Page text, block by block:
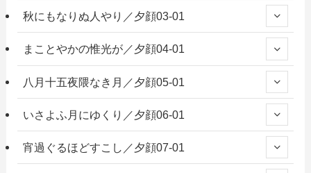
秋にもなりぬ人やり／夕顔03-01
まことやかの惟光が／夕顔04-01
八月十五夜隈なき月／夕顔05-01
いさよふ月にゆくり／夕顔06-01
宵過ぐるほどすこし／夕顔07-01